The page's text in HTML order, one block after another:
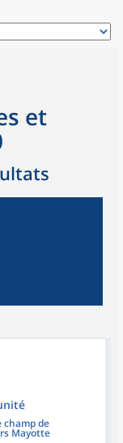
et
champ de
Mayotte